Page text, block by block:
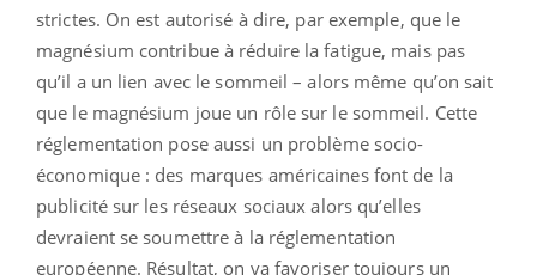
strictes. On est autorisé à dire, par exemple, que le
magnésium contribue à réduire la fatigue, mais pas
qu’il a un lien avec le sommeil – alors même qu’on sait
que le magnésium joue un rôle sur le sommeil. Cette
réglementation pose aussi un problème socio-
économique : des marques américaines font de la
publicité sur les réseaux sociaux alors qu’elles
devraient se soumettre à la réglementation
européenne. Résultat, on va favoriser toujours un